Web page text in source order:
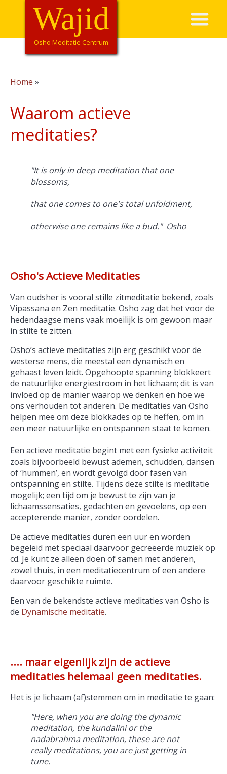
Overslaan
de
HoofdnavigatieWajid
Osho Meditatie Centrum
Home
Waarom actieve
meditaties?
"It is only in deep meditation that one
blossoms,
that one comes to one's total unfoldment,
otherwise one remains like a bud."Osho
Osho's Actieve Meditaties
Van oudsher is vooral stille zitmeditatie bekend, zoals
Vipassana en Zen meditatie. Osho zag dat het voor de
hedendaagse mens vaak moeilijk is om gewoon maar
in stilte te zitten.
Osho’s actieve meditaties zijn erg geschikt voor de
westerse mens, die meestal een dynamisch en
gehaast leven leidt. Opgehoopte spanning blokkeert
de natuurlijke energiestroom in het lichaam; dit is van
invloed op de manier waarop we denken en hoe we
ons verhouden tot anderen. De meditaties van Osho
helpen mee om deze blokkades op te heffen, om in
een meer natuurlijke en ontspannen staat te komen.
Een actieve meditatie begint met een fysieke activiteit
zoals bijvoorbeeld bewust ademen, schudden, dansen
of ‘hummen’, en wordt gevolgd door fasen van
ontspanning en stilte. Tijdens deze stilte is meditatie
mogelijk; een tijd om je bewust te zijn van je
lichaamssensaties, gedachten en gevoelens, op een
accepterende manier, zonder oordelen.
De actieve meditaties duren een uur en worden
begeleid met speciaal daarvoor gecreëerde muziek op
cd. Je kunt ze alleen doen of samen met anderen,
zowel thuis, in een meditatiecentrum of een andere
daarvoor geschikte ruimte.
Een van de bekendste actieve meditaties van Osho is
de Dynamische meditatie.
.... maar eigenlijk zijn de actieve
meditaties helemaal geen meditaties.
Het is je lichaam (af)stemmen om in meditatie te gaan:
"Here, when you are doing the dynamic
meditation, the kundalini or the
nadabrahma meditation, these are not
really meditations, you are just getting in
tune.